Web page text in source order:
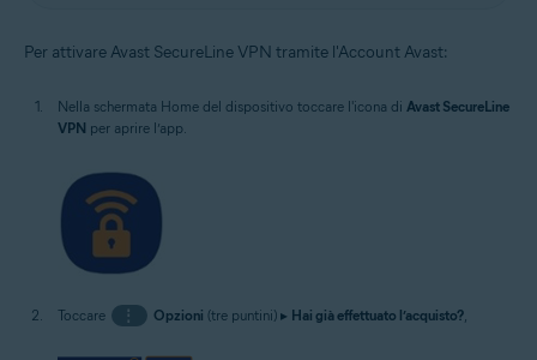
Per attivare Avast SecureLine VPN tramite l'Account Avast:
Nella schermata Home del dispositivo toccare l'icona di Avast SecureLine
VPN per aprire l’app.
Toccare ⋮ Opzioni (tre puntini) ▸ Hai già effettuato l’acquisto?,